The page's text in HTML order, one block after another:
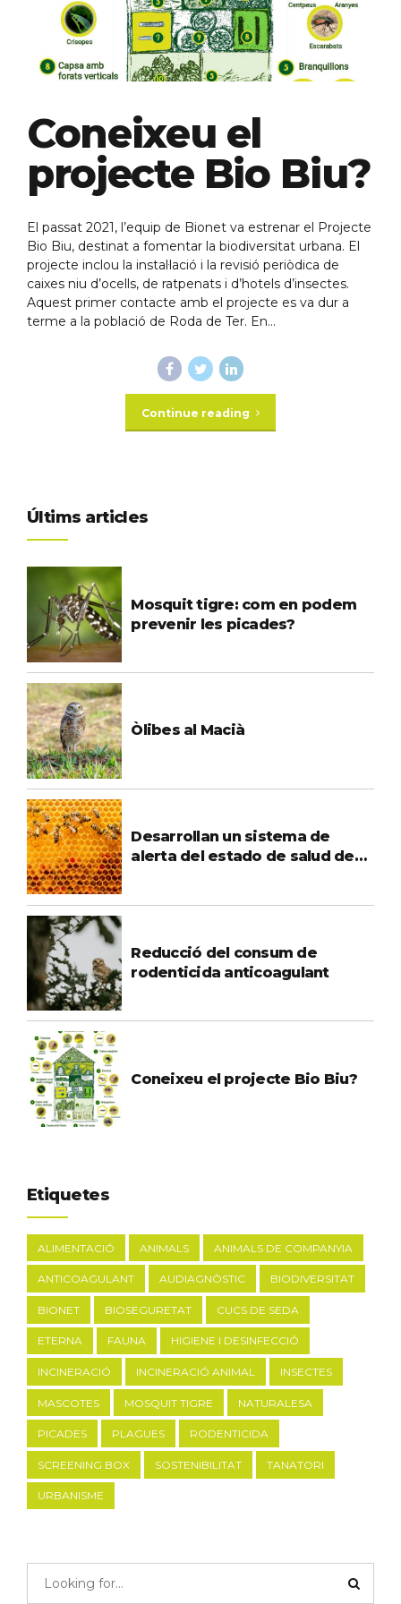
Coneixeu el
projecte Bio Biu?
El passat 2021, l’equip de Bionet va estrenar el Projecte
Bio Biu, destinat a fomentar la biodiversitat urbana. El
projecte inclou la instal·lació i la revisió periòdica de
caixes niu d’ocells, de ratpenats i d’hotels d’insectes.
Aquest primer contacte amb el projecte es va dur a
terme a la població de Roda de Ter. En...
Continue reading
Últims articles
Mosquit tigre: com en podem
prevenir les picades?
Òlibes al Macià
Desarrollan un sistema de
alerta del estado de salud de
Reducció del consum de
rodenticida anticoagulant
Coneixeu el projecte Bio Biu?
Etiquetes
ALIMENTACIÓ ANIMALS ANIMALS DE COMPANYIA
ANTICOAGULANT AUDIAGNÒSTIC BIODIVERSITAT
BIONET BIOSEGURETAT CUCS DE SEDA
ETERNA FAUNA HIGIENE I DESINFECCIÓ
INCINERACIÓ INCINERACIÓ ANIMAL INSECTES
MASCOTES MOSQUIT TIGRE NATURALESA
PICADES PLAGUES RODENTICIDA
SCREENING BOX SOSTENIBILITAT TANATORI
URBANISME